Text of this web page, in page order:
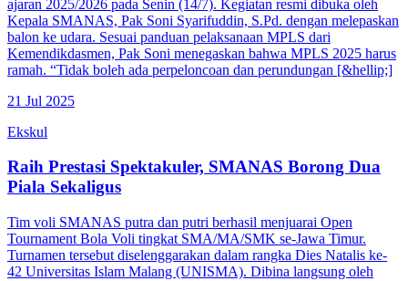
ajaran 2025/2026 pada Senin (14/7). Kegiatan resmi dibuka oleh
Kepala SMANAS, Pak Soni Syarifuddin, S.Pd. dengan melepaskan
balon ke udara. Sesuai panduan pelaksanaan MPLS dari
Kemendikdasmen, Pak Soni menegaskan bahwa MPLS 2025 harus
ramah. “Tidak boleh ada perpeloncoan dan perundungan [&hellip;]
21 Jul 2025
Ekskul
Raih Prestasi Spektakuler, SMANAS Borong Dua
Piala Sekaligus
Tim voli SMANAS putra dan putri berhasil menjuarai Open
Tournament Bola Voli tingkat SMA/MA/SMK se-Jawa Timur.
Turnamen tersebut diselenggarakan dalam rangka Dies Natalis ke-
42 Universitas Islam Malang (UNISMA). Dibina langsung oleh